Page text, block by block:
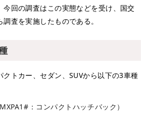
今回の調査はこの実態などを受け、国交
査を実施したものである。
トカー、セダン、SUVから以下の3車種
：コンパクトハッチバック）